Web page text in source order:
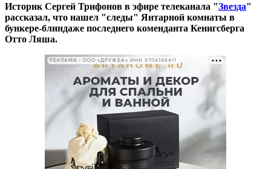
Историк Сергей Трифонов в эфире телеканала "Звезда"
рассказал, что нашел "следы" Янтарной комнаты в
бункере-блиндаже последнего коменданта Кенигсберга
Отто Ляша.
РЕКЛАМА • ООО «ДРУЖБА» ИНН 9704146411